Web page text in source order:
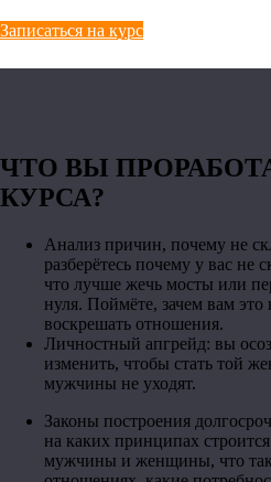
Записаться на курс
ЧТО ВЫ
КУРСА?
Анализ причин, почему не
разберётесь почему у вас не
что лучше жечь мосты или
нуля. Поймёте, зачем вам
воскрешать отношения.
Личностный апгрейд: вы
изменить, чтобы стать той
мужчины не уходят.
Законы построения
на каких принципах
мужчины и женщины, что